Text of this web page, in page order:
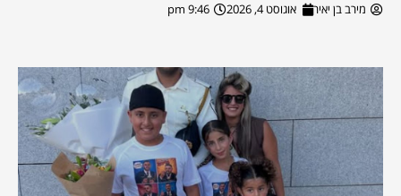
מירב בן יאיר אוגוסט 4, 2026 9:46 pm